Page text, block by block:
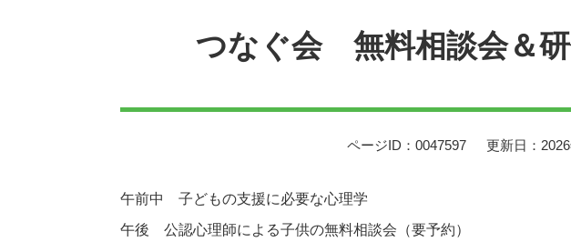
つなぐ会 無料相談会＆
ページID：0047597 更新日：
午前中 子どもの支援に必要な心理学
午後 公認心理師による子供の無料相談会（要予約）